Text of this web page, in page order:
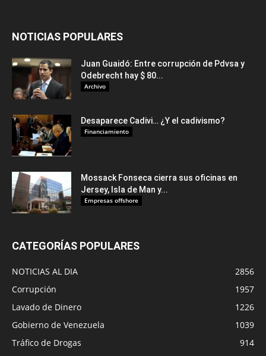
NOTICIAS POPULARES
Juan Guaidó: Entre corrupción de Pdvsa y
Odebrecht hay $ 80...
Archivo
Desaparece Cadivi… ¿Y el cadivismo?
Financiamiento
Mossack Fonseca cierra sus oficinas en
Jersey, Isla de Man y...
Empresas offshore
CATEGORÍAS POPULARES
NOTICIAS AL DIA
2856
Corrupción
1957
Lavado de Dinero
1226
Gobierno de Venezuela
1039
Tráfico de Drogas
914